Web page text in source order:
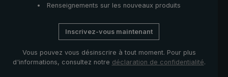
Renseignements sur les nouveaux produits
Inscrivez-vous maintenant
Vous pouvez vous désinscrire à tout moment. Pour plus
d'informations, consultez notre déclaration de confidentialité.